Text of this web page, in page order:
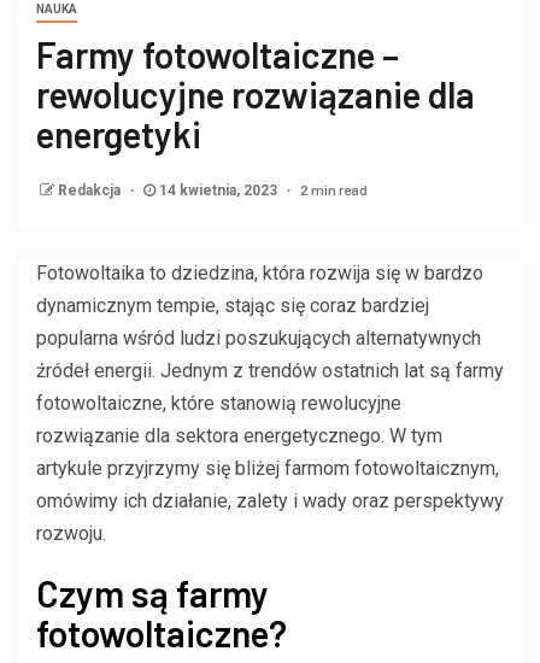
NAUKA
Farmy fotowoltaiczne –
rewolucyjne rozwiązanie dla
energetyki
Redakcja 14 kwietnia, 2023 2 min read
Fotowoltaika to dziedzina, która rozwija się w bardzo
dynamicznym tempie, stając się coraz bardziej
popularna wśród ludzi poszukujących alternatywnych
źródeł energii. Jednym z trendów ostatnich lat są farmy
fotowoltaiczne, które stanowią rewolucyjne
rozwiązanie dla sektora energetycznego. W tym
artykule przyjrzymy się bliżej farmom fotowoltaicznym,
omówimy ich działanie, zalety i wady oraz perspektywy
rozwoju.
Czym są farmy
fotowoltaiczne?